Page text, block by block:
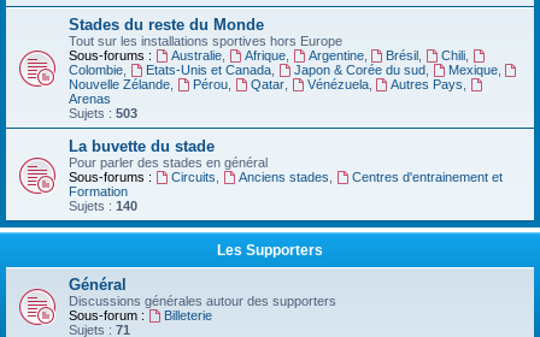
Stades du reste du Monde
Tout sur les installations sportives hors Europe
Sous-forums :
Australie, Afrique, Argentine, Brésil Chili
Colombie
Etats-Unis et Canada, Japon & Corée du sud, Mexique,
Nouvelle Zélande
Pérou, Qatar, Vénézuela, Autres Pays
Arenas
Sujets : 503
La buvette du stade
Pour parler des stades en général
Sous-forums :
Circuits Anciens stades
Centres d'entrainement et
Formation
Sujets : 140
Les Supporters
Général
Discussions générales autour des supporters
Sous-forum :
Billeterie
Sujets : 71